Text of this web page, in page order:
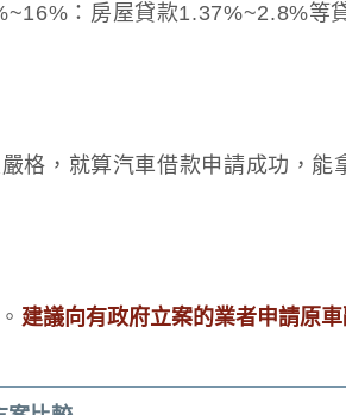
：房屋貸款1.37%~2.8%等
格，就算汽車借款申請成功，能
建議向有政府立案的業者申請原